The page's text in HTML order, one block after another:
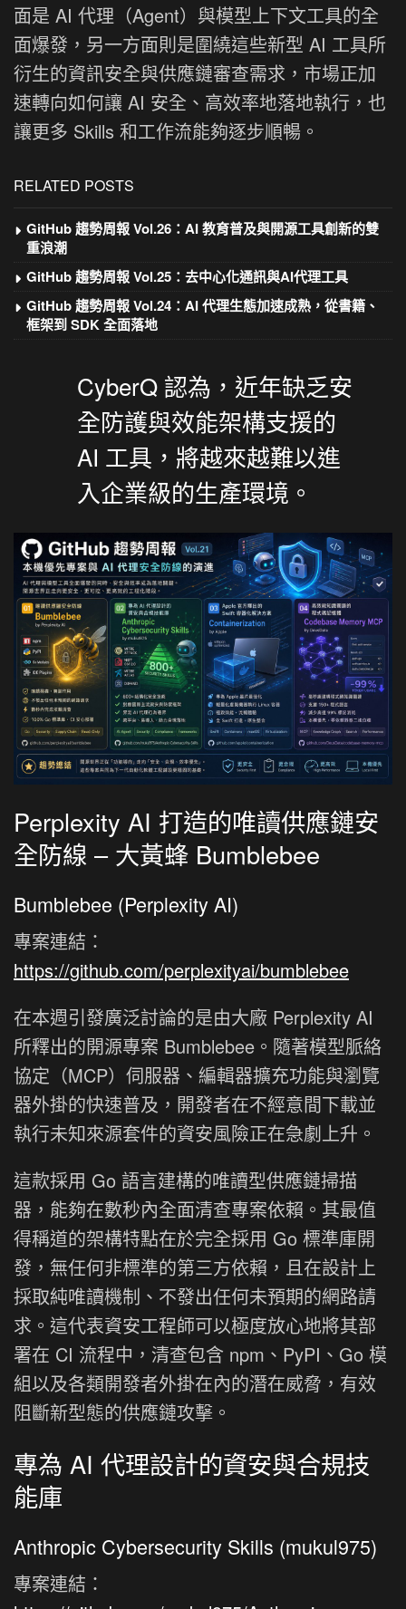
面是 AI 代理（Agent）與模型上下文工具的全
面爆發，另一方面則是圍繞這些新型 AI 工具所
衍生的資訊安全與供應鏈審查需求，市場正加
速轉向如何讓 AI 安全、高效率地落地執行，也
讓更多 Skills 和工作流能夠逐步順暢。
RELATED POSTS
GitHub 趨勢周報 Vol.26：AI 教育普及與開源工具創新的雙
重浪潮
GitHub 趨勢周報 Vol.25：去中心化通訊與AI代理工具
GitHub 趨勢周報 Vol.24：AI 代理生態加速成熟，從書籍、
框架到 SDK 全面落地
CyberQ 認為，近年缺乏安
全防護與效能架構支援的
AI 工具，將越來越難以進
入企業級的生產環境。
Perplexity AI 打造的唯讀供應鏈安
全防線 – 大黃蜂 Bumblebee
Bumblebee (Perplexity AI)
專案連結：
https://github.com/perplexityai/bumblebee
在本週引發廣泛討論的是由大廠 Perplexity AI
所釋出的開源專案 Bumblebee。隨著模型脈絡
協定（MCP）伺服器、編輯器擴充功能與瀏覽
器外掛的快速普及，開發者在不經意間下載並
執行未知來源套件的資安風險正在急劇上升。
這款採用 Go 語言建構的唯讀型供應鏈掃描
器，能夠在數秒內全面清查專案依賴。其最值
得稱道的架構特點在於完全採用 Go 標準庫開
發，無任何非標準的第三方依賴，且在設計上
採取純唯讀機制、不發出任何未預期的網路請
求。這代表資安工程師可以極度放心地將其部
署在 CI 流程中，清查包含 npm、PyPI、Go 模
組以及各類開發者外掛在內的潛在威脅，有效
阻斷新型態的供應鏈攻擊。
專為 AI 代理設計的資安與合規技
能庫
Anthropic Cybersecurity Skills (mukul975)
專案連結：